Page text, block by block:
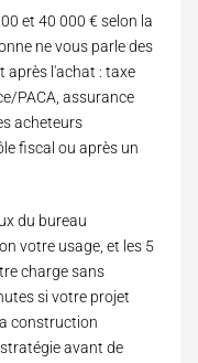
et 40 000 € selon la
ne vous parle des
après l'achat : taxe
PACA, assurance
acheteurs
fiscal ou après un
du bureau
votre usage, et les 5
charge sans
si votre projet
construction
avant de